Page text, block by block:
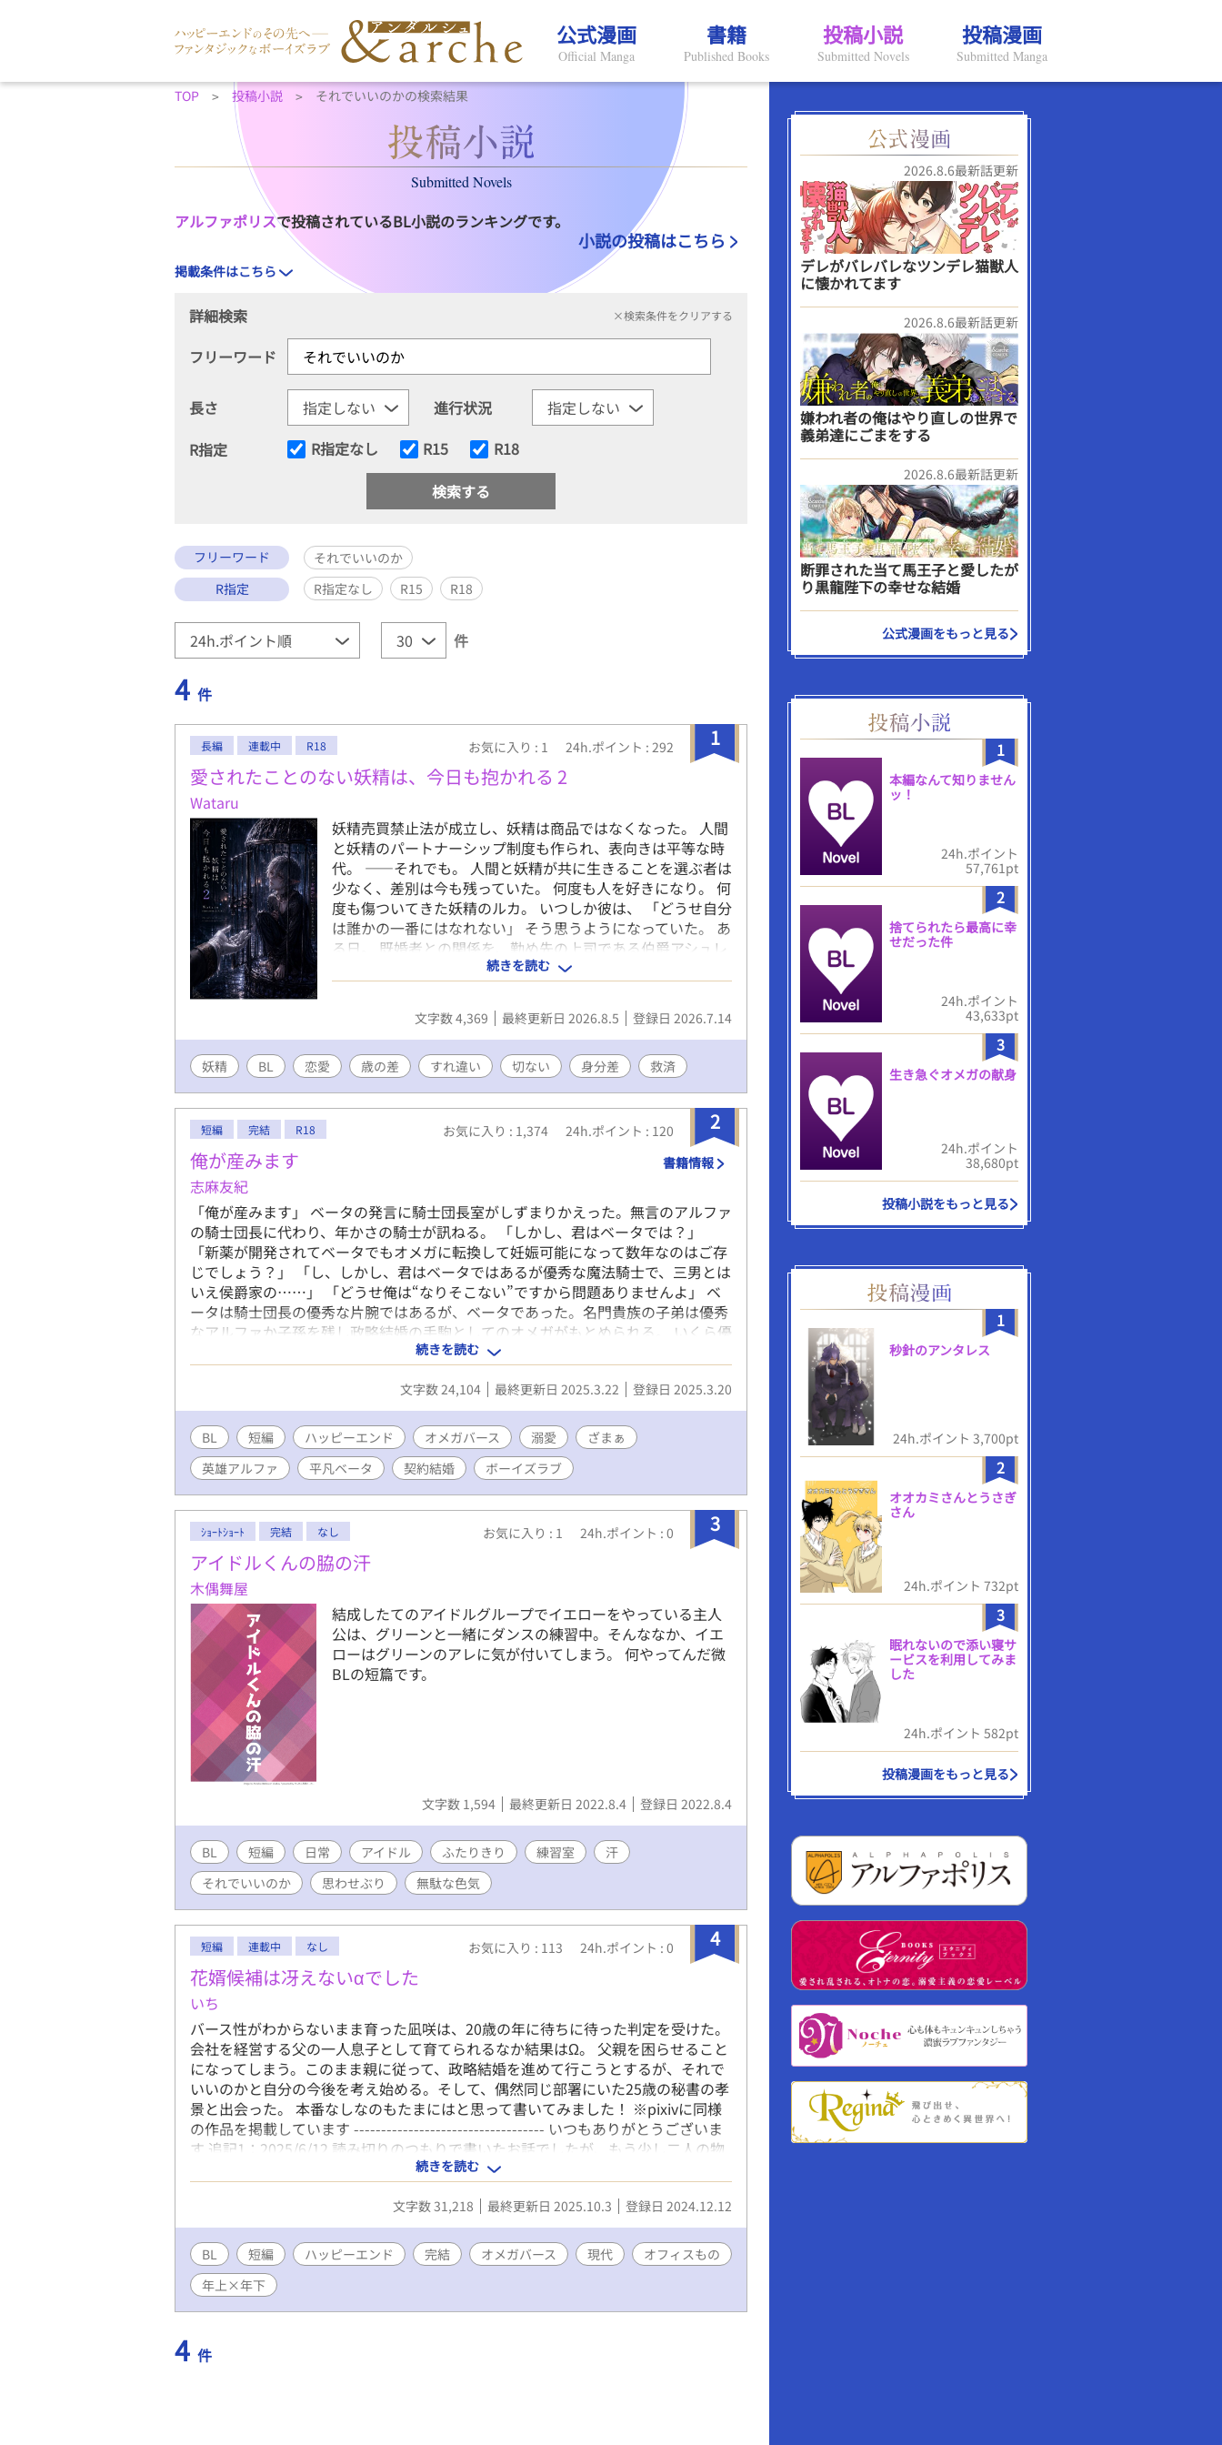
公式漫画
Official Manga
書籍
Published Books
投稿小説
Submitted Novels
投稿漫画
Submitted Manga
TOP 投稿小説 それでいいのかの検索結果
Submitted Novels
アルファポリスで投稿されているBL小説のランキングです。
小説の投稿はこちら
掲載条件はこちら
詳細検索 ×検索条件をクリアする
フリーワード
長さ
進行状況
R指定
R指定なし R15 R18
フリーワード
それでいいのか
R指定
R指定なし R15 R18
件
4 件
1
長編 連載中 R18 お気に入り : 1 24h.ポイント : 292
愛されたことのない妖精は、今日も抱かれる 2
Wataru
妖精売買禁止法が成立し、妖精は商品ではなくなった。 人間
と妖精のパートナーシップ制度も作られ、表向きは平等な時
代。 ――それでも。 人間と妖精が共に生きることを選ぶ者は
少なく、差別は今も残っていた。 何度も人を好きになり。 何
度も傷ついてきた妖精のルカ。 いつしか彼は、 「どうせ自分
は誰かの一番にはなれない」 そう思うようになっていた。 あ
る日。 既婚者との関係を、勤め先の上司である伯爵アシュレ
イに見つかってしまう。 「お前は本当にそれでいいのか？」
冷たいはずのその言葉が、なぜか胸に残る。 愛されることを
諦めた妖精と、 それを許せない伯爵。 これは、 「どうせ愛
されない」と思い込んだ妖精が、 もう一度、自分を大切にし
続きを読む
文字数 4,369 最終更新日 2026.8.5 登録日 2026.7.14
妖精 BL 恋愛 歳の差 すれ違い 切ない 身分差 救済
2
短編 完結 R18 お気に入り : 1,374 24h.ポイント : 120
俺が産みます
志麻友紀
書籍情報
「俺が産みます」 ベータの発言に騎士団長室がしずまりかえった。無言のアルファ
の騎士団長に代わり、年かさの騎士が訊ねる。 「しかし、君はベータでは？」
「新薬が開発されてベータでもオメガに転換して妊娠可能になって数年なのはご存
じでしょう？」 「し、しかし、君はベータではあるが優秀な魔法騎士で、三男とは
いえ侯爵家の……」 「どうせ俺は“なりそこない”ですから問題ありませんよ」 ベ
ータは騎士団長の優秀な片腕ではあるが、ベータであった。名門貴族の子弟は優秀
なアルファか子孫を残し政略結婚の手駒としてのオメガがもとめられる。 いくら優
秀であっても、平凡なベータは求められないのだ。ベータの“なりそこない”という
言葉に貴族階級ばかりの騎士達は沈黙する。 そして騎士団長は平民出身でありなが
ら優秀なアルファであり、その剣と魔法一つだけでここまで成り上がった。 その優
秀な血を残せと国王に命じられるほどに、さらには相手がいないというならば、オ
メガである第三王女を娶れという雰囲気になっていた。オメガらしい美貌を誇る王
女だが、その性格は大変悪いと評判の……。 「お前はそれでいいのか？」 沈黙し
ていた騎士団長が聞く。 「はい。できれば妊娠中の産休期間も業務として有給を認
めていただけるならば」 「もちろん“重要な任務”だ。許可しよう」 「ありがとう
ございます」 こうして、二人の契約結婚ならぬ、契約出産はなりたった。
続きを読む
文字数 24,104 最終更新日 2025.3.22 登録日 2025.3.20
BL 短編 ハッピーエンド オメガバース 溺愛
ざまぁ
英雄アルファ
平凡ベータ 契約結婚 ボーイズラブ
3
ｼｮｰﾄｼｮｰﾄ 完結 なし お気に入り : 1 24h.ポイント : 0
アイドルくんの脇の汗
木偶舞屋
結成したてのアイドルグループでイエローをやっている主人
公は、グリーンと一緒にダンスの練習中。そんななか、イエ
ローはグリーンのアレに気が付いてしまう。 何やってんだ微
BLの短篇です。
文字数 1,594 最終更新日 2022.8.4 登録日 2022.8.4
BL 短編 日常 アイドル ふたりきり 練習室
汗
それでいいのか
思わせぶり 無駄な色気
4
短編 連載中 なし お気に入り : 113 24h.ポイント : 0
花婿候補は冴えないαでした
いち
バース性がわからないまま育った凪咲は、20歳の年に待ちに待った判定を受けた。
会社を経営する父の一人息子として育てられるなか結果はΩ。 父親を困らせること
になってしまう。このまま親に従って、政略結婚を進めて行こうとするが、それで
いいのかと自分の今後を考え始める。そして、偶然同じ部署にいた25歳の秘書の孝
景と出会った。 本番なしなのもたまにはと思って書いてみました！ ※pixivに同様
の作品を掲載しています ----------------------------------- いつもありがとうございま
す 追記1：2025/6/12 読み切りのつもりで書いたお話でしたが、もう少し二人の物
語を続けていきます。 Ω一年生の凪咲くんと、孝景さんの新生活を第二章というこ
とで よろしくお願いします！ 追記2：2025/10/3 おかげさまで二章書き終えまし
た。 二章～ はアルファポリスのみで掲載です。
続きを読む
文字数 31,218 最終更新日 2025.10.3 登録日 2024.12.12
BL 短編 ハッピーエンド 完結 オメガバース 現代
オフィスもの
年上×年下
4 件
2026.8.6最新話更新
デレがバレバレなツンデレ猫獣人
に懐かれてます
2026.8.6最新話更新
嫌われ者の俺はやり直しの世界で
義弟達にごまをする
2026.8.6最新話更新
断罪された当て馬王子と愛したが
り黒龍陛下の幸せな結婚
公式漫画をもっと見る
1
本編なんて知りません
ッ！
24h.ポイント
57,761pt
2
捨てられたら最高に幸
せだった件
24h.ポイント
43,633pt
3
生き急ぐオメガの献身
24h.ポイント
38,680pt
投稿小説をもっと見る
1
秒針のアンタレス
24h.ポイント 3,700pt
2
オオカミさんとうさぎ
さん
24h.ポイント 732pt
3
眠れないので添い寝サ
ービスを利用してみま
した
24h.ポイント 582pt
投稿漫画をもっと見る